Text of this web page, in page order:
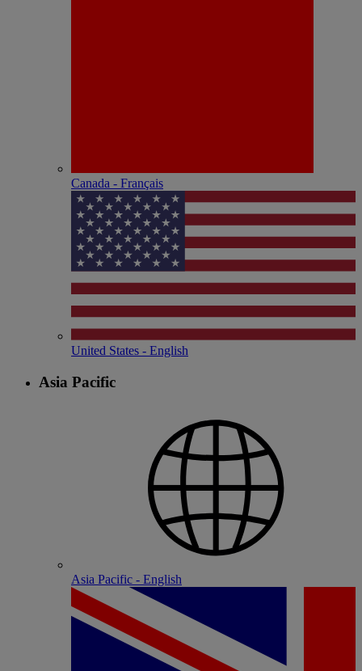
Canada - Français
United States - English
Asia Pacific
Asia Pacific - English